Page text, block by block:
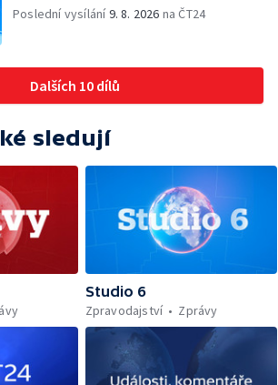
Poslední vysílání9. 8. 2026 na ČT24
Dalších 10 dílů
sledují
Studio 6
Zpravodajství
Zprávy